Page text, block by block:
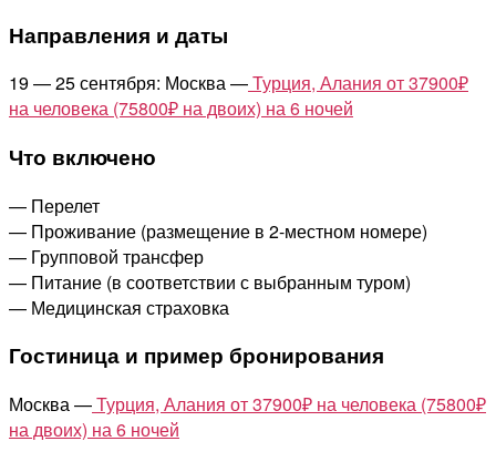
Направления и даты
19 — 25 сентября: Москва —Турция, Алания от 37900₽
на человека (75800₽ на двоих) на 6 ночей
Что включено
— Перелет
— Проживание (размещение в 2-местном номере)
— Групповой трансфер
— Питание (в соответствии с выбранным туром)
— Медицинская страховка
Гостиница и пример бронирования
Москва —Турция, Алания от 37900₽ на человека (75800₽
на двоих) на 6 ночей